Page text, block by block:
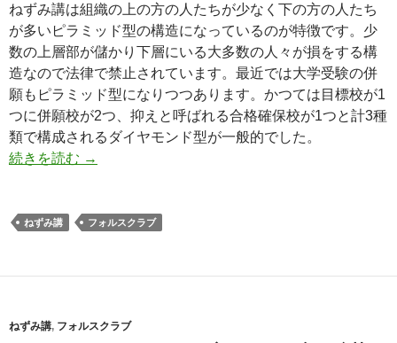
ねずみ講は組織の上の方の人たちが少なく下の方の人たち
が多いピラミッド型の構造になっているのが特徴です。少
数の上層部が儲かり下層にいる大多数の人々が損をする構
造なので法律で禁止されています。最近では大学受験の併
願もピラミッド型になりつつあります。かつては目標校が1
つに併願校が2つ、抑えと呼ばれる合格確保校が1つと計3種
類で構成されるダイヤモンド型が一般的でした。
続きを読む フォルスクラブとねずみ講のピラミッド型につい
→
ねずみ講 フォルスクラブ
ねずみ講, フォルスクラブ